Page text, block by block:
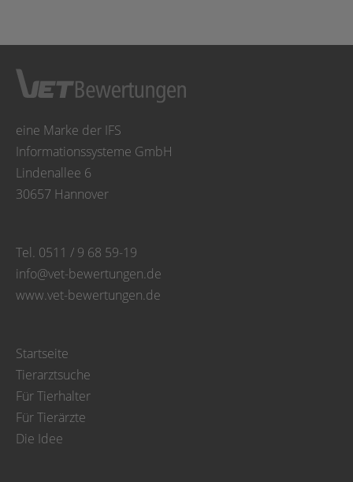
eine Marke der IFS
Informationssysteme GmbH
Lindenallee 6
30657 Hannover
Tel. 0511 / 9 68 59-19
info@vet-bewertungen.de
www.vet-bewertungen.de
Startseite
Tierarztsuche
Für Tierhalter
Für Tierärzte
Die Idee